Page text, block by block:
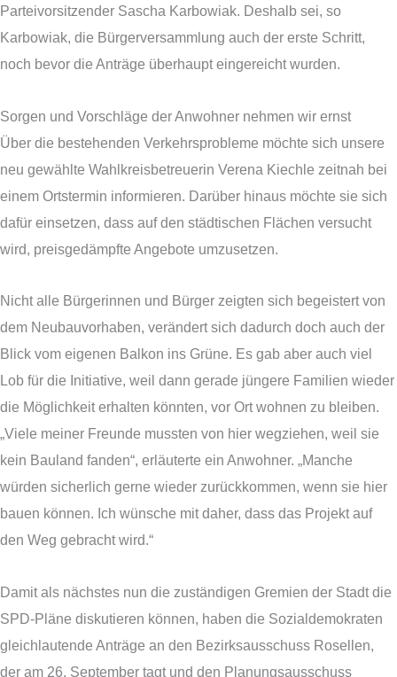
Parteivorsitzender Sascha Karbowiak. Deshalb sei, so
Karbowiak, die Bürgerversammlung auch der erste Schritt,
noch bevor die Anträge überhaupt eingereicht wurden.
Sorgen und Vorschläge der Anwohner nehmen wir ernst
Über die bestehenden Verkehrsprobleme möchte sich unsere
neu gewählte Wahlkreisbetreuerin Verena Kiechle zeitnah bei
einem Ortstermin informieren. Darüber hinaus möchte sie sich
dafür einsetzen, dass auf den städtischen Flächen versucht
wird, preisgedämpfte Angebote umzusetzen.
Nicht alle Bürgerinnen und Bürger zeigten sich begeistert von
dem Neubauvorhaben, verändert sich dadurch doch auch der
Blick vom eigenen Balkon ins Grüne. Es gab aber auch viel
Lob für die Initiative, weil dann gerade jüngere Familien wieder
die Möglichkeit erhalten könnten, vor Ort wohnen zu bleiben.
„Viele meiner Freunde mussten von hier wegziehen, weil sie
kein Bauland fanden“, erläuterte ein Anwohner. „Manche
würden sicherlich gerne wieder zurückkommen, wenn sie hier
bauen können. Ich wünsche mit daher, dass das Projekt auf
den Weg gebracht wird.“
Damit als nächstes nun die zuständigen Gremien der Stadt die
SPD-Pläne diskutieren können, haben die Sozialdemokraten
gleichlautende Anträge an den Bezirksausschuss Rosellen,
der am 26. September tagt und den Planungsausschuss